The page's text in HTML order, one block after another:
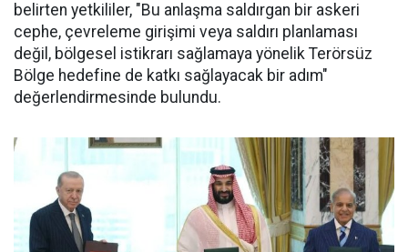
belirten yetkililer, "Bu anlaşma saldırgan bir askeri
cephe, çevreleme girişimi veya saldırı planlaması
değil, bölgesel istikrarı sağlamaya yönelik Terörsüz
Bölge hedefine de katkı sağlayacak bir adım"
değerlendirmesinde bulundu.